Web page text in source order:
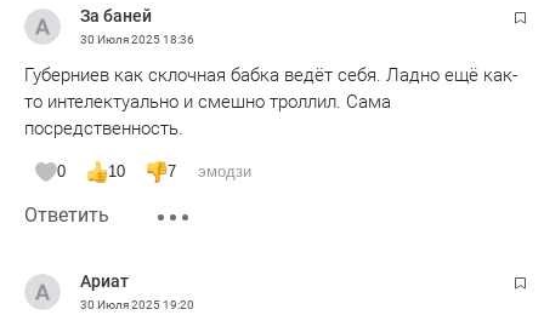
За баней
30 Июля 202518:36
Губерниев как склочная бабка ведёт себя. Ладно ещё как-
то интелектуально и смешно троллил. Сама
посредственность.
0 10 7 эмодзи
Ответить
Ариат
30 Июля 202519:20